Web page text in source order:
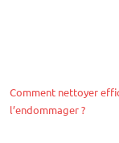
Comment nettoyer
l’endommager ?